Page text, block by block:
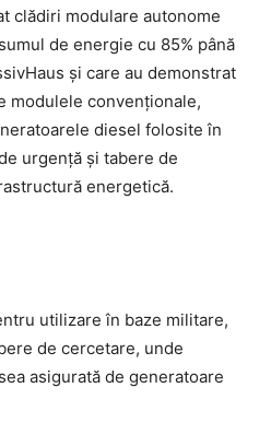
clădiri modulare autonome
de energie cu 85% până
și care au demonstrat
modulele convenționale,
diesel folosite în
urgență și tabere de
energetică.
utilizare în baze militare,
de cercetare, unde
asigurată de generatoare